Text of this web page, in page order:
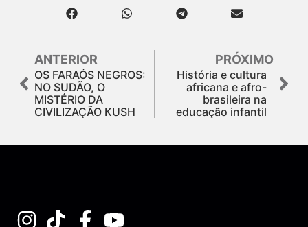
ANTERIOR
OS FARAÓS NEGROS:
NO SUDÃO, O
MISTÉRIO DA
CIVILIZAÇÃO KUSH
PRÓXIMO
História e cultura
africana e afro-
brasileira na
educação infantil